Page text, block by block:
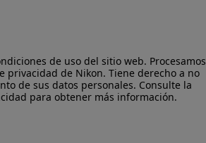
de uso del sitio web. Procesamos
privacidad de Nikon. Tiene derecho a no
de sus datos personales. Consulte la
para obtener más información.